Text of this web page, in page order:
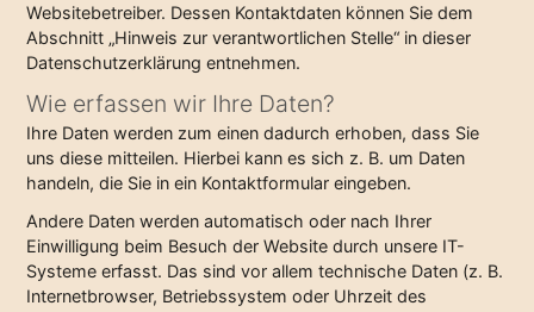
Websitebetreiber. Dessen Kontaktdaten können Sie dem
Abschnitt „Hinweis zur verantwortlichen Stelle“ in dieser
Datenschutzerklärung entnehmen.
Wie erfassen wir Ihre Daten?
Ihre Daten werden zum einen dadurch erhoben, dass Sie
uns diese mitteilen. Hierbei kann es sich z. B. um Daten
handeln, die Sie in ein Kontaktformular eingeben.
Andere Daten werden automatisch oder nach Ihrer
Einwilligung beim Besuch der Website durch unsere IT-
Systeme erfasst. Das sind vor allem technische Daten (z. B.
Internetbrowser, Betriebssystem oder Uhrzeit des